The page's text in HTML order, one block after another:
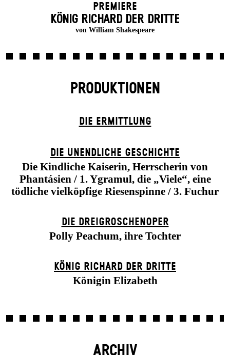
Premiere
KÖNIG RICHARD DER DRITTE
von William Shakespeare
PRODUKTIONEN
DIE ERMITTLUNG
DIE UN­ENDLICHE GESCHICHTE
Die Kindliche Kaiserin, Herrscherin von
Phantásien / 1. Ygramul, die „Viele“, eine
tödliche vielköpfige Riesenspinne / 3. Fuchur
DIE DREI­GROSCHEN­OPER
Polly Peachum, ihre Tochter
KÖNIG RICHARD DER DRITTE
Königin Elizabeth
ARCHIV